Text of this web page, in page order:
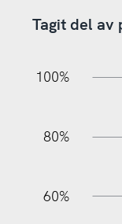
Tagit del av
100%
80%
60%